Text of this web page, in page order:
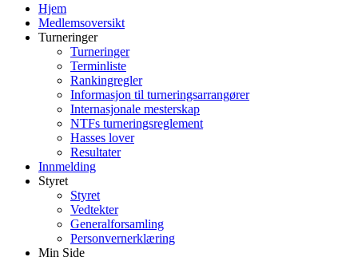
Hjem
Medlemsoversikt
Turneringer
Turneringer
Terminliste
Rankingregler
Informasjon til turneringsarrangører
Internasjonale mesterskap
NTFs turneringsreglement
Hasses lover
Resultater
Innmelding
Styret
Styret
Vedtekter
Generalforsamling
Personvernerklæring
Min Side